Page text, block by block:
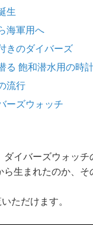
生
海軍用へ
きのダイバーズ
る 飽和潜水用の時
流行
ーズウォッチ
ダイバーズウォッ
ら生まれたのか、
ただけます。